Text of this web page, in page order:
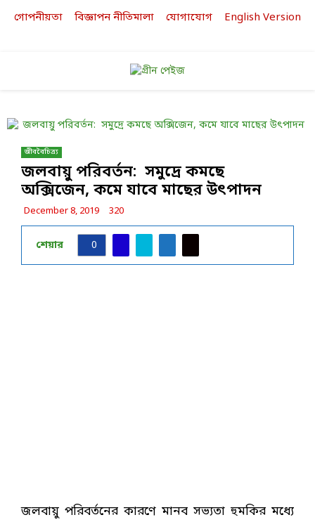
গোপনীয়তা বিজ্ঞাপন নীতিমালা যোগাযোগ English Version
MENU
জীববৈচিত্র্য
জলবায়ু পরিবর্তন: সমুদ্রে কমছে
অক্সিজেন, কমে যাবে মাছের উৎপাদন
December 8, 2019 320
শেয়ার 0
জলবায়ু পরিবর্তনের কারণে মানব সভ্যতা হুমকির মধ্যে